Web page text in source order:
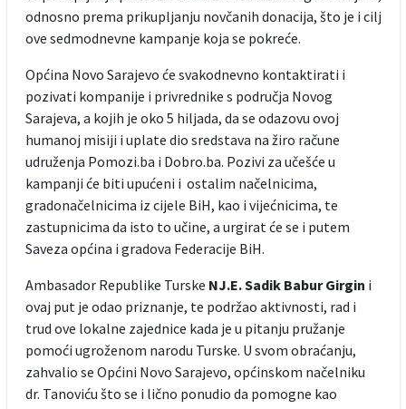
odnosno prema prikupljanju novčanih donacija, što je i cilj
ove sedmodnevne kampanje koja se pokreće.
Općina Novo Sarajevo će svakodnevno kontaktirati i
pozivati kompanije i privrednike s područja Novog
Sarajeva, a kojih je oko 5 hiljada, da se odazovu ovoj
humanoj misiji i uplate dio sredstava na žiro račune
udruženja Pomozi.ba i Dobro.ba. Pozivi za učešće u
kampanji će biti upućeni i ostalim načelnicima,
gradonačelnicima iz cijele BiH, kao i vijećnicima, te
zastupnicima da isto to učine, a urgirat će se i putem
Saveza općina i gradova Federacije BiH.
Ambasador Republike Turske NJ.E. Sadik Babur Girgin i
ovaj put je odao priznanje, te podržao aktivnosti, rad i
trud ove lokalne zajednice kada je u pitanju pružanje
pomoći ugroženom narodu Turske. U svom obraćanju,
zahvalio se Općini Novo Sarajevo, općinskom načelniku
dr. Tanoviću što se i lično ponudio da pomogne kao